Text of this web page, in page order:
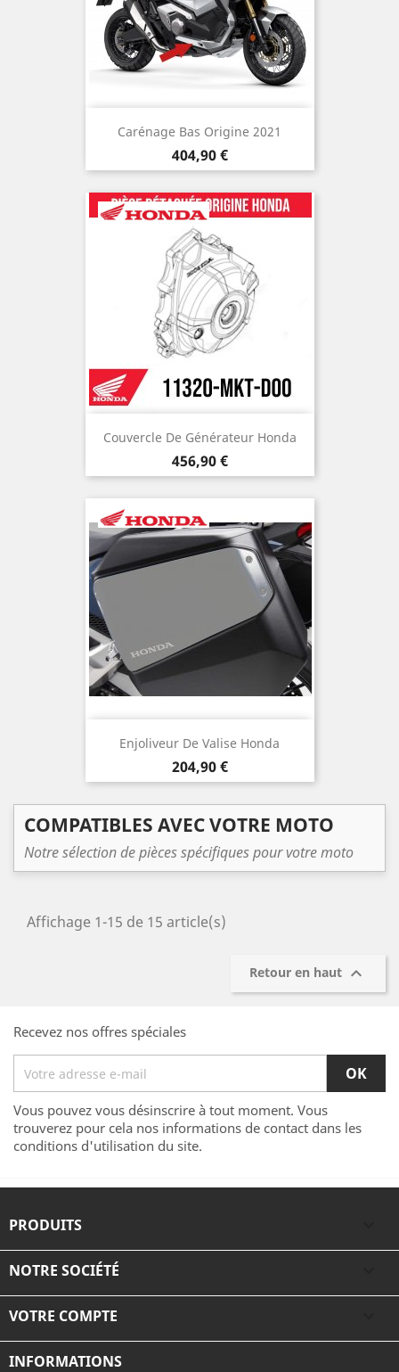
Carénage Bas Origine 2021
Prix
404,90 €
Couvercle De Générateur Honda
Prix
456,90 €
Enjoliveur De Valise Honda
Prix
204,90 €
COMPATIBLES AVEC VOTRE MOTO
Notre sélection de pièces spécifiques pour votre moto
Affichage 1-15 de 15 article(s)
Retour en haut 
Recevez nos offres spéciales
Vous pouvez vous désinscrire à tout moment. Vous
trouverez pour cela nos informations de contact dans les
conditions d'utilisation du site.
PRODUITS
NOTRE SOCIÉTÉ
VOTRE COMPTE
INFORMATIONS